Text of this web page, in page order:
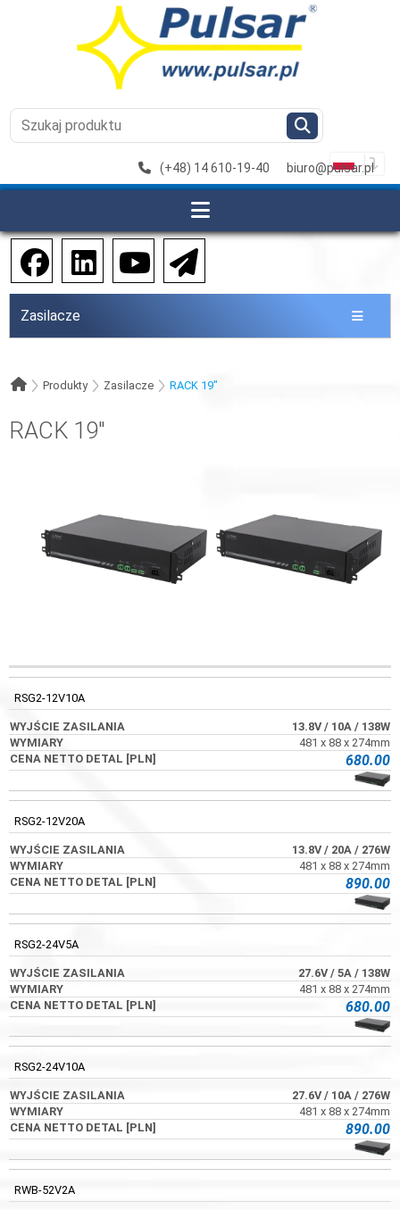
(+48) 14 610-19-40 biuro@pulsar.pl
Zasilacze
Produkty Zasilacze RACK 19"
RACK 19"
WYJŚCIE
ZASILANIA
CENA NETTO
DETAL [PLN]
RSG2-12V10A
13.8V/ 10A / 138W
481 x 88 x 274mm
680.00
RSG2-12V20A
13.8V/ 20A / 276W
481 x 88 x 274mm
890.00
RSG2-24V5A
27.6V/ 5A / 138W
481 x 88 x 274mm
680.00
RSG2-24V10A
27.6V/ 10A / 276W
481 x 88 x 274mm
890.00
RWB-52V2A